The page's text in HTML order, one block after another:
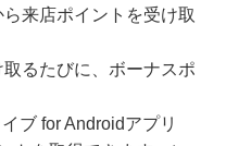
来店ポイントを受け取
るたびに、ボーナスポ
ブ for Androidアプリ